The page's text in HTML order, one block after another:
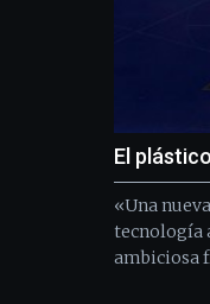
El
«Una
tecnología
ambiciosa